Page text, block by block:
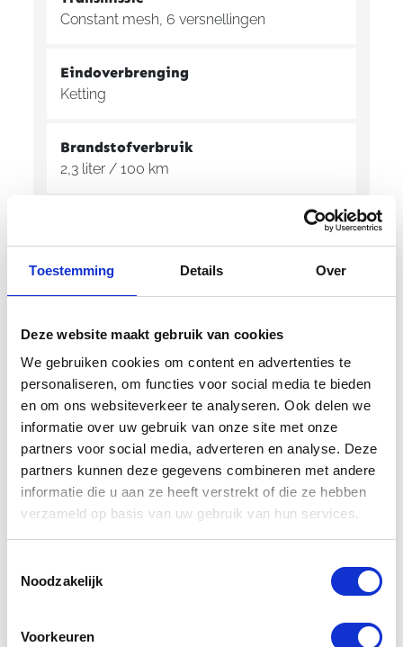
Toestemming Details Over
Deze website maakt gebruik van cookies
We gebruiken cookies om content en advertenties te
personaliseren, om functies voor social media te bieden
en om ons websiteverkeer te analyseren. Ook delen we
informatie over uw gebruik van onze site met onze
partners voor social media, adverteren en analyse. Deze
partners kunnen deze gegevens combineren met andere
informatie die u aan ze heeft verstrekt of die ze hebben
verzameld op basis van uw gebruik van hun services.
Noodzakelijk
Voorkeuren
Constant mesh, 6 versnellingen
Eindoverbrenging
Ketting
Brandstofverbruik
2,3 liter / 100 km
55 g/km
Modeljaar
Bekijk ook andere
motoren